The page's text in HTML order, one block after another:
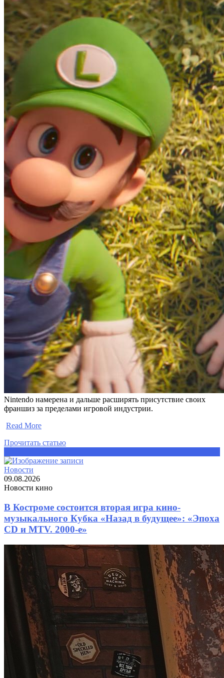
Nintendo намерена и дальше расширять присутствие своих
франшиз за пределами игровой индустрии.
Read More
Прочитать статью
Новости
09.08.2026
Новости кино
В Костроме состоится вторая игра кино-
музыкального Кубка «Назад в будущее»: «Эпоха
CD и MTV. 2000-е»